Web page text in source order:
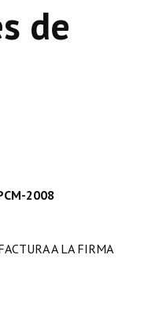
de
2008
A LA FIRMA